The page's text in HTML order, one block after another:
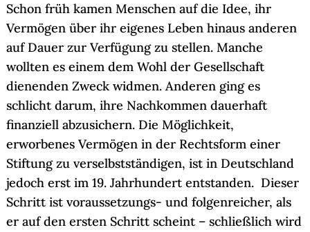
Schon früh kamen Menschen auf die Idee, ihr
Vermögen über ihr eigenes Leben hinaus anderen
auf Dauer zur Verfügung zu stellen. Manche
wollten es einem dem Wohl der Gesellschaft
dienenden Zweck widmen. Anderen ging es
schlicht darum, ihre Nachkommen dauerhaft
finanziell abzusichern. Die Möglichkeit,
erworbenes Vermögen in der Rechtsform einer
Stiftung zu verselbstständigen, ist in Deutschland
jedoch erst im 19. Jahrhundert entstanden. Dieser
Schritt ist voraussetzungs- und folgenreicher, als
er auf den ersten Schritt scheint – schließlich wird